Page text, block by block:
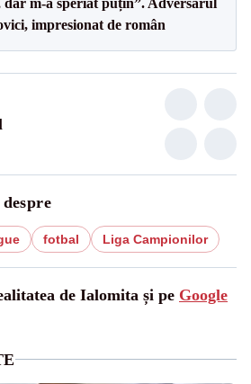
impresionat de român
fotbal Liga Campionilor
de Ialomita și pe Google